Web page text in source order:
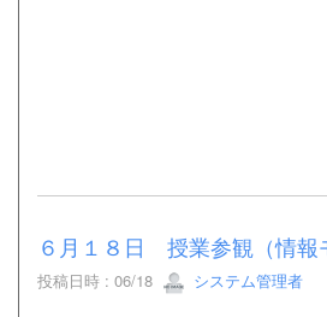
６月１８日 授業参観（情報
投稿日時 : 06/18 システム管理者